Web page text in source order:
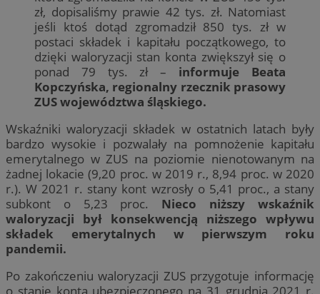
zł, dopisaliśmy prawie 42 tys. zł. Natomiast
jeśli ktoś dotąd zgromadził 850 tys. zł w
postaci składek i kapitału początkowego, to
dzięki waloryzacji stan konta zwiększył się o
ponad 79 tys. zł – informuje Beata
Kopczyńska, regionalny rzecznik prasowy
ZUS województwa śląskiego.
Wskaźniki waloryzacji składek w ostatnich latach były
bardzo wysokie i pozwalały na pomnożenie kapitału
emerytalnego w ZUS na poziomie nienotowanym na
żadnej lokacie (9,20 proc. w 2019 r., 8,94 proc. w 2020
r.). W 2021 r. stany kont wzrosły o 5,41 proc., a stany
subkont o 5,23 proc. Nieco niższy wskaźnik
waloryzacji był konsekwencją niższego wpływu
składek emerytalnych w pierwszym roku
pandemii.
Po zakończeniu waloryzacji ZUS przygotuje informację